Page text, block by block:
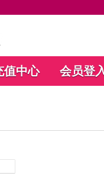
值中心 会员登